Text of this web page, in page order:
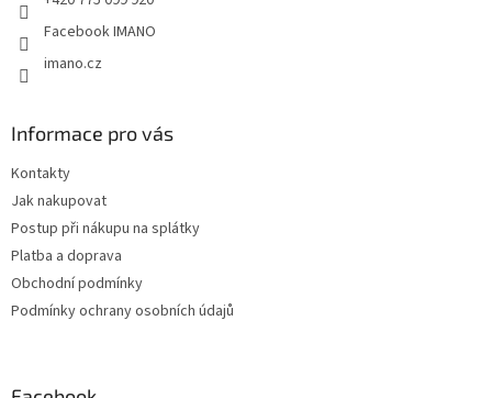
Facebook IMANO
imano.cz
Informace pro vás
Kontakty
Jak nakupovat
Postup při nákupu na splátky
Platba a doprava
Obchodní podmínky
Podmínky ochrany osobních údajů